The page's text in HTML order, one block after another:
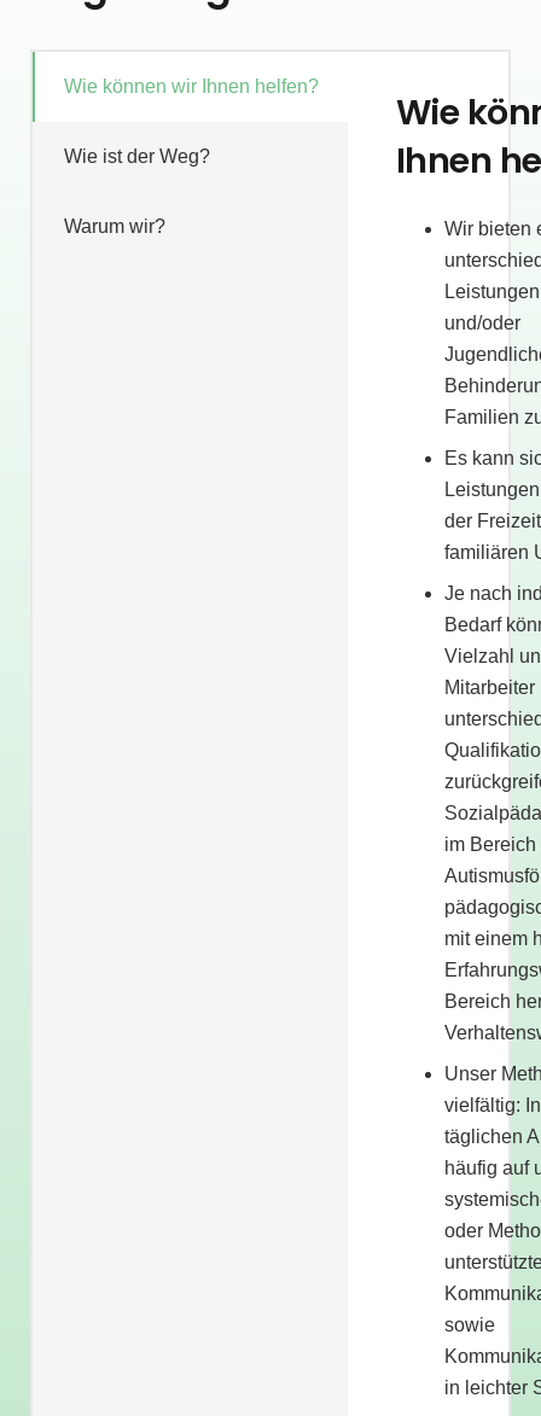
Wie können wir Ihnen helfen?
Wie ist der Weg?
Warum wir?
Wie
Ihnen
Wir bieten
und/oder
Familien
Es kann
der
familiären
Je nach
Bedarf
Vielzahl
Mitarbeiter
im Bereich
mit einem
Bereich
Unser
vielfältig:
täglichen
häufig auf
oder
sowie
in leichter